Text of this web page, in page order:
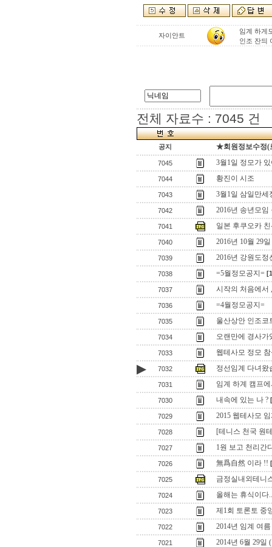
자이안트
임계 하게
인조 잔듸
전체 자료수 : 7045 건
공지 ★회원정보수정(
7045 3월1일 정모가
7044 황진이 시조
7043 3월1일 삼일만세
7042 2016년 송년모임
7041 일본 후쿠오카
7040 2016년 10월 29
7039 2016년 강원도
7038 =5월정모공지=
7037 시작의 처음에서
7036 =4월정모공지=
7035 울산상안 인조코
7034 오랜만에 경사가
7033 웹테사모 정모
▶ 7032 정선임계 다녀왔
7031 임계 하계 캠프
7030 내속에 있는 나 ?
7029 2015 웹테사모
7028 [테니스 천국 원
7027 1원 보고 천리간
7026 無爲自然 이라 !!
7025 금정실내외테니
7024 올해는 휴식이다..
7023 제1회 토론토 중
7022 2014년 임계 여
7021 2014년 6월 29일